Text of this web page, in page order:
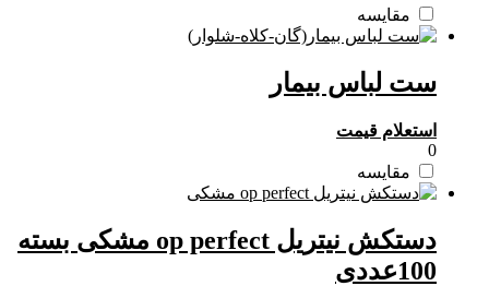
مقایسه
ست لباس بیمار
استعلام قیمت
0
مقایسه
دستکش نیتریل op perfect مشکی بسته
100عددی